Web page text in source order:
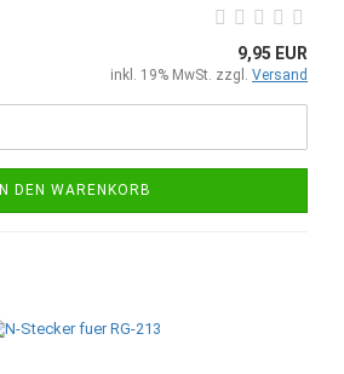
9,95 EUR
inkl. 19% MwSt. zzgl. Versand
IN DEN WARENKORB